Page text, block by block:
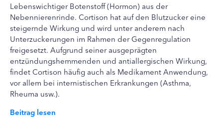
Lebenswichtiger Botenstoff (Hormon) aus der
Nebennierenrinde. Cortison hat auf den Blutzucker eine
steigernde Wirkung und wird unter anderem nach
Unterzuckerungen im Rahmen der Gegenregulation
freigesetzt. Aufgrund seiner ausgeprägten
entzündungshemmenden und antiallergischen Wirkung,
findet Cortison häufig auch als Medikament Anwendung,
vor allem bei internistischen Erkrankungen (Asthma,
Rheuma usw.).
Beitrag lesen